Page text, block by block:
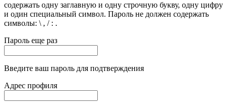
содержать одну заглавную и одну строчную букву, одну цифру
и один специальный символ. Пароль не должен содержать
символы: \ , / : .
Пароль еще раз
Введите ваш пароль для подтверждения
Адрес профиля